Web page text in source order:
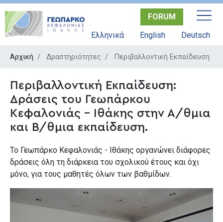
Παράκαμψη
περιεχόμενο
FORUM
Ελληνικά
English Deutsch
Αρχική Δραστηριότητες Περιβαλλοντική Εκπαίδευση
Περιβαλλοντική Εκπαίδευση:
Δράσεις του Γεωπάρκου
Κεφαλονιάς - Ιθάκης στην Α/θμια
και Β/θμια εκπαίδευση.
Το Γεωπάρκο Κεφαλονιάς - Ιθάκης οργανώνει διάφορες
δράσεις όλη τη διάρκεια του σχολικού έτους και όχι
μόνο, για τους μαθητές όλων των βαθμίδων.